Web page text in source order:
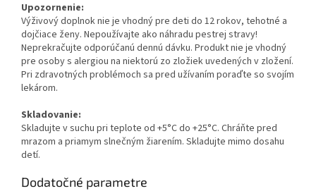
Upozornenie:
Výživový doplnok nie je vhodný pre deti do 12 rokov, tehotné a
dojčiace ženy. Nepoužívajte ako náhradu pestrej stravy!
Neprekračujte odporúčanú dennú dávku. Produkt nie je vhodný
pre osoby s alergiou na niektorú zo zložiek uvedených v zložení.
Pri zdravotných problémoch sa pred užívaním poraďte so svojím
lekárom.
Skladovanie:
Skladujte v suchu pri teplote od +5°C do +25°C. Chráňte pred
mrazom a priamym slnečným žiarením. Skladujte mimo dosahu
detí.
Dodatočné parametre